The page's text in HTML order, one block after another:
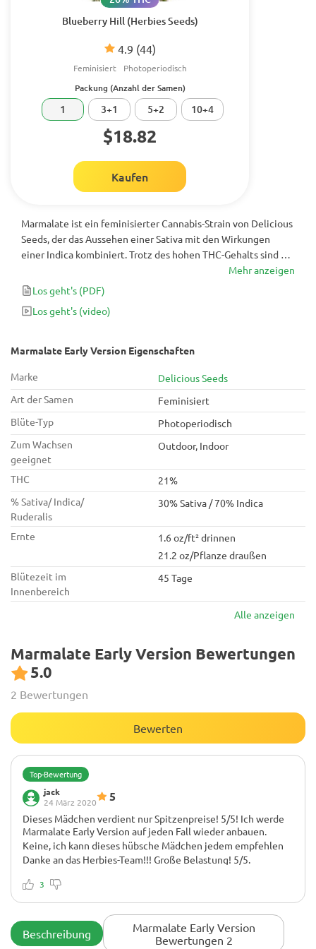
Blueberry Hill (Herbies Seeds)
4.9 (44)
Feminisiert Photoperiodisch
Packung (Anzahl der Samen)
1 3+1 5+2 10+4
$18.82
Kaufen
Marmalate ist ein feminisierter Cannabis-Strain von Delicious
Seeds, der das Aussehen einer Sativa mit den Wirkungen
einer Indica kombiniert. Trotz des hohen THC-Gehalts sind die
Effekte von Marmalate Early Version in der Regel sehr
angenehm, wobei die psychoaktive Wirkung eher mild ist. Mit
ihrem süßen Geschmack und den intensiven Aromen ist
Marmalate Early Version eine entspannende Sorte, die zu
kann.
Mehr anzeigen
Los geht's (PDF)
Los geht's (video)
Marmalate Early Version Eigenschaften
Marke
Delicious Seeds
Art der Samen
Feminisiert
Blüte-Typ
Photoperiodisch
Zum Wachsen
geeignet
Outdoor, Indoor
THC
21%
% Sativa/ Indica/
Ruderalis
30% Sativa / 70% Indica
Ernte
1.6 oz/ft² drinnen
21.2 oz/Pflanze draußen
Blütezeit im
Innenbereich
45 Tage
Alle anzeigen
Marmalate Early Version Bewertungen
5.0
2 Bewertungen
Bewerten
Top-Bewertung
jack
24 März 2020
5
Dieses Mädchen verdient nur Spitzenpreise! 5/5! Ich werde
Marmalate Early Version auf jeden Fall wieder anbauen.
Keine, ich kann dieses hübsche Mädchen jedem empfehlen
Danke an das Herbies-Team!!! Große Belastung! 5/5.
3
Beschreibung
Marmalate Early Version
Bewertungen 2